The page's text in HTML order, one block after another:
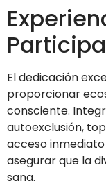
El dedicación
proporcionar
consciente.
autoexclusión,
acceso
asegurar que la
sana.